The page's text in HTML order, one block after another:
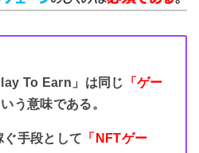
To Earn」は同じ 「ゲー
う意味である。
手段として 「NFTゲー